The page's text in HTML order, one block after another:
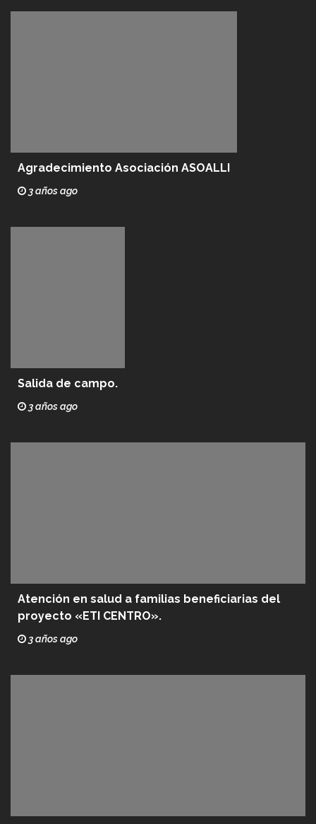
Agradecimiento Asociación ASOALLI
3 años ago
Salida de campo.
3 años ago
Atención en salud a familias beneficiarias del
proyecto «ETI CENTRO».
3 años ago